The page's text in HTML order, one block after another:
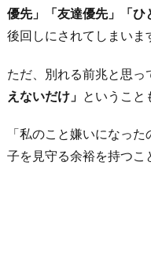
優先」「友達優先」「ひ
後回しにされてしまいま
ただ、別れる前兆と思っ
えないだけ」 ということ
「私のこと嫌いになっ
子を見守る余裕を持つこ